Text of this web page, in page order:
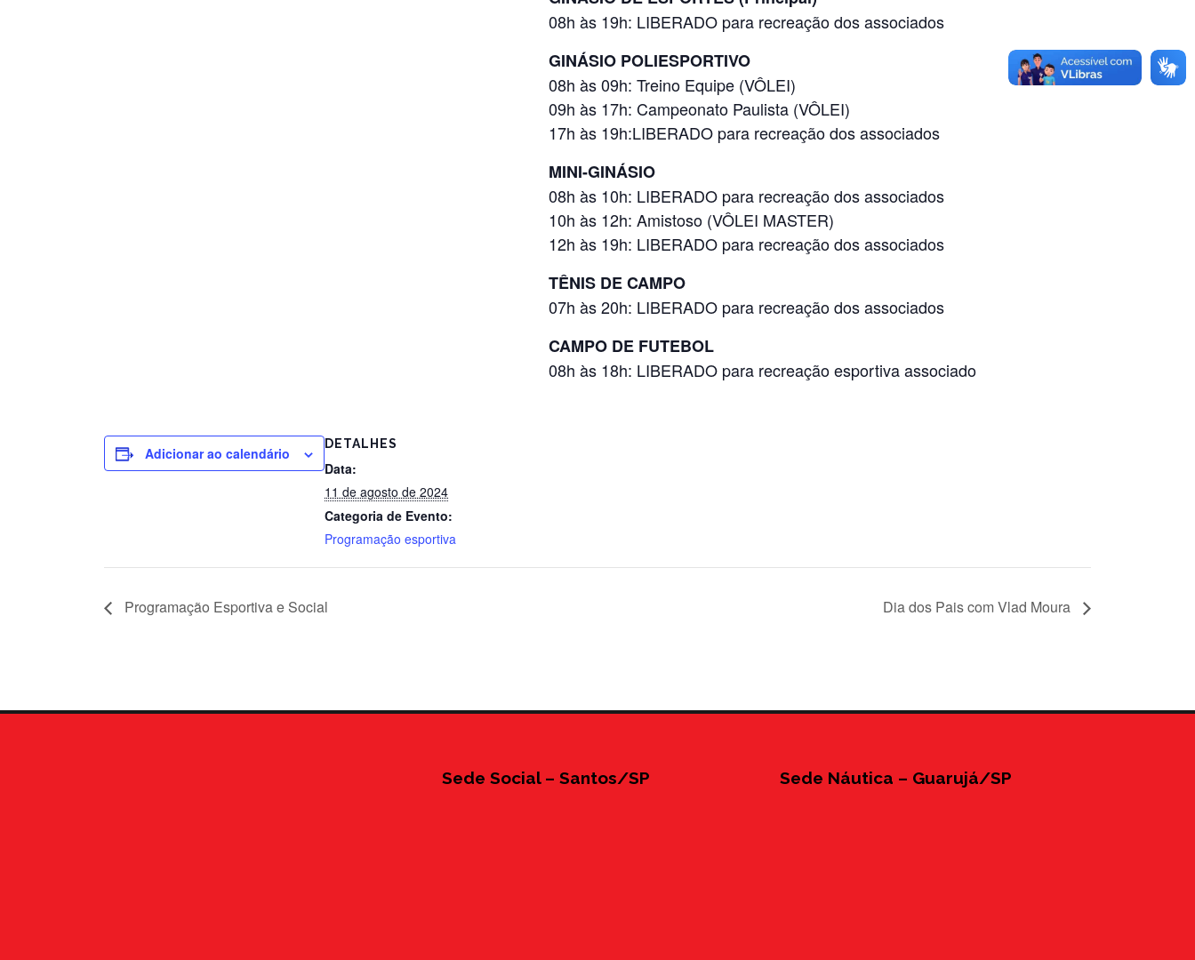
08h às 19h: LIBERADO para recreação dos associados
GINÁSIO POLIESPORTIVO
08h às 09h: Treino Equipe (VÔLEI)
09h às 17h: Campeonato Paulista (VÔLEI)
17h às 19h:LIBERADO para recreação dos associados
MINI-GINÁSIO
08h às 10h: LIBERADO para recreação dos associados
10h às 12h: Amistoso (VÔLEI MASTER)
12h às 19h: LIBERADO para recreação dos associados
TÊNIS DE CAMPO
07h às 20h: LIBERADO para recreação dos associados
CAMPO DE FUTEBOL
08h às 18h: LIBERADO para recreação esportiva associado
Adicionar ao calendário
DETALHES
Data:
11 de agosto de 2024
Categoria de Evento:
Programação esportiva
Programação Esportiva e Social Dia dos Pais com Vlad Moura
Sede Social – Santos/SP Sede Náutica – Guarujá/SP